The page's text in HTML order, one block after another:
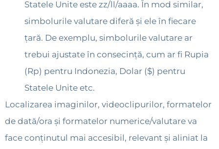
Statele Unite este zz/ll/aaaa. În mod similar,
simbolurile valutare diferă și ele în fiecare
țară. De exemplu, simbolurile valutare ar
trebui ajustate în consecință, cum ar fi Rupia
(Rp) pentru Indonezia, Dolar ($) pentru
Statele Unite etc.
Localizarea imaginilor, videoclipurilor, formatelor
de dată/ora și formatelor numerice/valutare va
face conținutul mai accesibil, relevant și aliniat la